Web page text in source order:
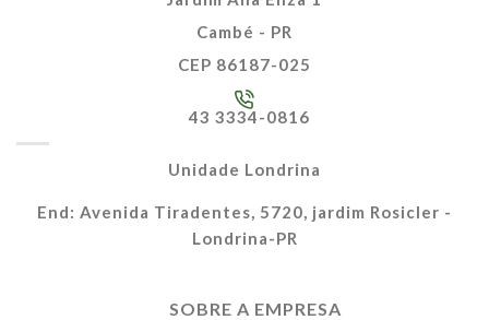
Cambé - PR
CEP 86187-025
43 3334-0816
Unidade Londrina
End: Avenida Tiradentes, 5720, jardim Rosicler -
Londrina-PR
SOBRE A EMPRESA